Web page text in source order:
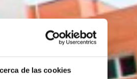
de las cookies